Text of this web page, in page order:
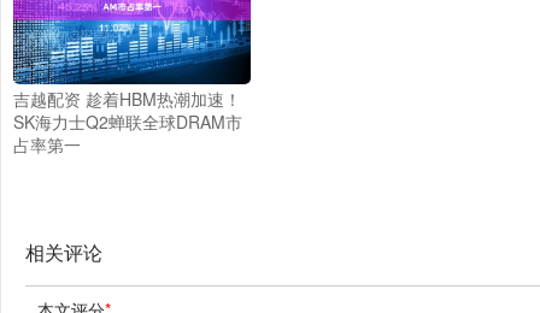
吉越配资 趁着HBM热潮加速！
SK海力士Q2蝉联全球DRAM市
占率第一
相关评论